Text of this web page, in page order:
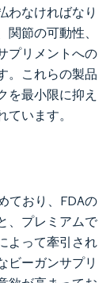
わなければなり
節の可動性、
プリメントへの
。これらの製品
を最小限に抑え
います。
ており、FDAの
、プレミアムで
よって牽引され
ビーガンサプリ